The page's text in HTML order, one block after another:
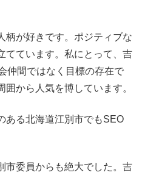
柄が好きです。ポジティブな
てています。私にとって、吉
仲間ではなく目標の存在で
から人気を博しています。
ある北海道江別市でもSEO
市委員からも絶大でした。吉